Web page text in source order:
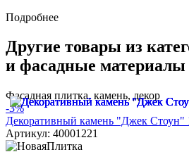
Подробнее
Другие товары из
и фасадные материалы
Фасадная плитка, камень, декор
-3%
Декоративный камень "Джек Стоун"
Артикул: 40001221